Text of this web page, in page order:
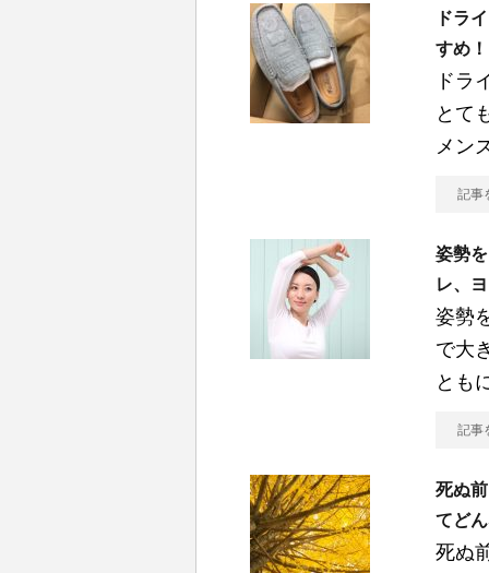
ドラ
すめ！
ドラ
とて
メン
記事
姿勢
レ、
姿勢
で大
とも
記事
死ぬ
てど
死ぬ